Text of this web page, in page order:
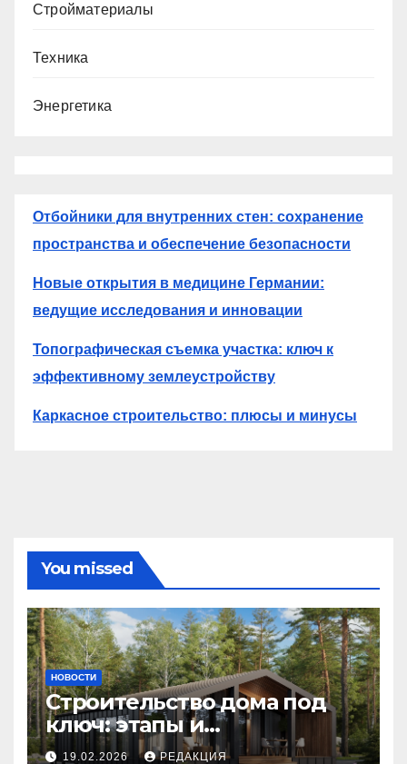
Стройматериалы
Техника
Энергетика
Отбойники для внутренних стен: сохранение
пространства и обеспечение безопасности
Новые открытия в медицине Германии:
ведущие исследования и инновации
Топографическая съемка участка: ключ к
эффективному землеустройству
Каркасное строительство: плюсы и минусы
You missed
НОВОСТИ
Строительство дома под
ключ: этапы и
планирование бюджета
19.02.2026 РЕДАКЦИЯ